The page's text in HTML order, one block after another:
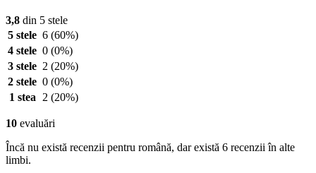
3,8 din 5 stele
5 stele 6 (60%)
4 stele 0 (0%)
3 stele 2 (20%)
2 stele 0 (0%)
1 stea
2 (20%)
10 evaluări
Încă nu există recenzii pentru română, dar există 6 recenzii în alte
limbi.